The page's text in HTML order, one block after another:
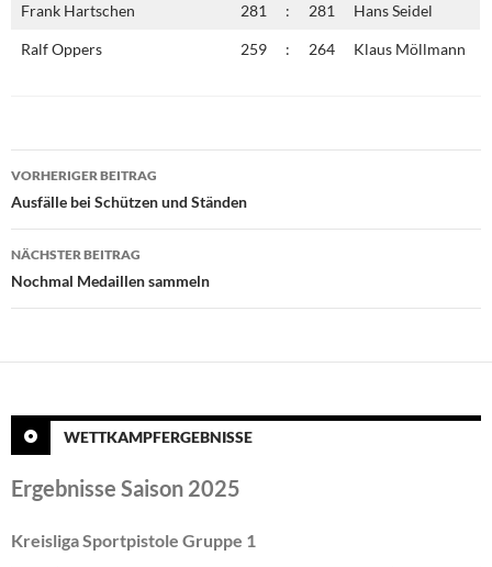
Frank Hartschen 281 : 281 Hans Seidel
Ralf Oppers 259 : 264 Klaus Möllmann
Beitragsnavigation
VORHERIGER BEITRAG
Ausfälle bei Schützen und Ständen
NÄCHSTER BEITRAG
Nochmal Medaillen sammeln
WETTKAMPFERGEBNISSE
Ergebnisse Saison 2025
Kreisliga Sportpistole Gruppe 1